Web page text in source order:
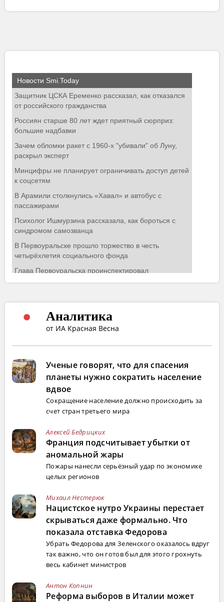
Аналитика
от ИА Красная Весна
Ученые говорят, что для спасения
планеты нужно сократить население
вдвое
Сокращение население должно происходить за
счет стран третьего мира
Алексей Бедрицких
Франция подсчитывает убытки от
аномальной жары
Пожары нанесли серьёзный удар по экономике
целых регионов
Михаил Нестерюк
Нацистское нутро Украины перестает
скрываться даже формально. Что
показала отставка Федорова
Убрать Федорова для Зеленского оказалось вдруг
так важно, что он готов был для этого грохнуть
весь кабинет министров
Антон Копнин
Реформа выборов в Италии может